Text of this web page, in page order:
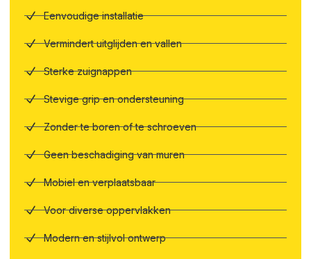
Eenvoudige installatie
Vermindert uitglijden en vallen
Sterke zuignappen
Stevige grip en ondersteuning
Zonder te boren of te schroeven
Geen beschadiging van muren
Mobiel en verplaatsbaar
Voor diverse oppervlakken
Modern en stijlvol ontwerp